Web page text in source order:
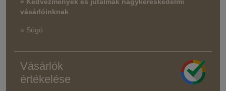
vásárlóinknak
» Súgó
Vásárlók
értékelése